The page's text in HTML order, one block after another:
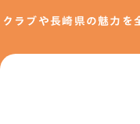
クラブや長崎県の魅力を